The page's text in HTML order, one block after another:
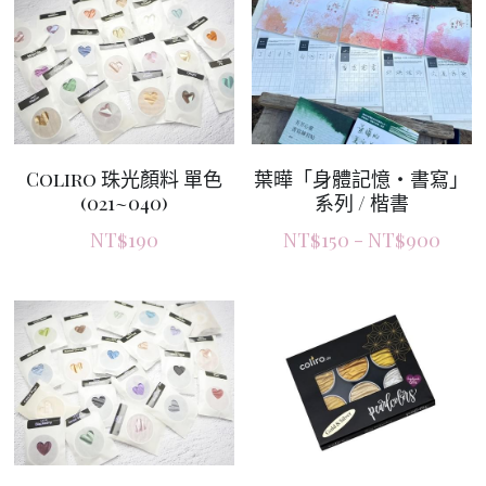
Coliro 珠光顏料 單色
(021~040)
NT$190
葉曄「身體記憶‧書寫」
系列 / 楷書
NT$150 - NT$900